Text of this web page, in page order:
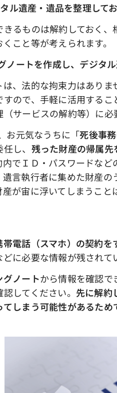
ル遺産・遺品を整理してお
るものは解約しておく
こと等が考えられます。
ノートを作成し、デジタ
、法的な拘束力はあり
ので、手軽に活用する
サービスの解約等）に必
お元気なうちに「死後事
し、 残った財産の帰属先
でＩＤ・パスワードな
言執行者に集めた財産
が宙に浮いてしまうこと
電話（スマホ）の契約
に必要な情報が残されて
ノートから情報を確認
してください。 先に解約
しまう可能性があるため